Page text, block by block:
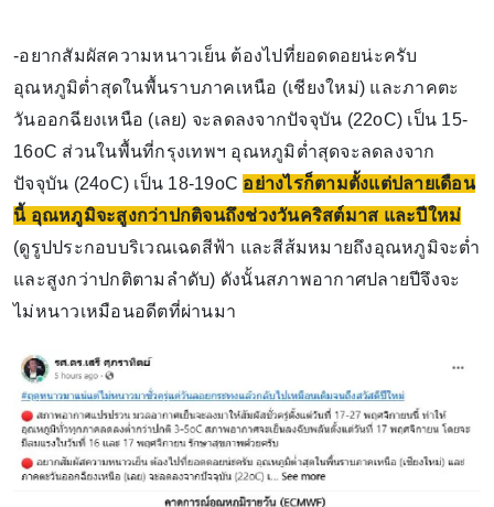
-อยากสัมผัสความหนาวเย็น ต้องไปที่ยอดดอยน่ะครับ
อุณหภูมิต่ำสุดในพื้นราบภาคเหนือ (เชียงใหม่) และภาคตะ
วันออกฉียงเหนือ (เลย) จะลดลงจากปัจจุบัน (22oC) เป็น 15-
16oC ส่วนในพื้นที่กรุงเทพฯ อุณหภูมิต่ำสุดจะลดลงจาก
ปัจจุบัน (24oC) เป็น 18-19oC อย่างไรก็ตามตั้งแต่ปลายเดือน
นี้ อุณหภูมิจะสูงกว่าปกติจนถึงช่วงวันคริสต์มาส และปีใหม่
(ดูรูปประกอบบริเวณเฉดสีฟ้า และสีส้มหมายถึงอุณหภูมิจะต่ำ
และสูงกว่าปกติตามลำดับ) ดังนั้นสภาพอากาศปลายปีจึงจะ
ไม่หนาวเหมือนอดีตที่ผ่านมา